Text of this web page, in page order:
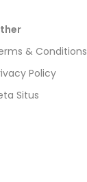
& Conditions
Policy
Situs